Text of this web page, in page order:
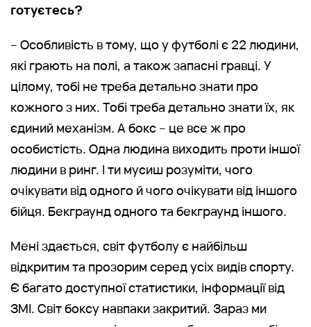
готуєтесь?
– Особливість в тому, що у футболі є 22 людини,
які грають на полі, а також запасні гравці. У
цілому, тобі не треба детально знати про
кожного з них. Тобі треба детально знати їх, як
єдиний механізм. А бокс – це все ж про
особистість. Одна людина виходить проти іншої
людини в ринг. І ти мусиш розуміти, чого
очікувати від одного й чого очікувати від іншого
бійця. Бекграунд одного та бекграунд іншого.
Мені здається, світ футболу є найбільш
відкритим та прозорим серед усіх видів спорту.
Є багато доступної статистики, інформації від
ЗМІ. Світ боксу навпаки закритий. Зараз ми